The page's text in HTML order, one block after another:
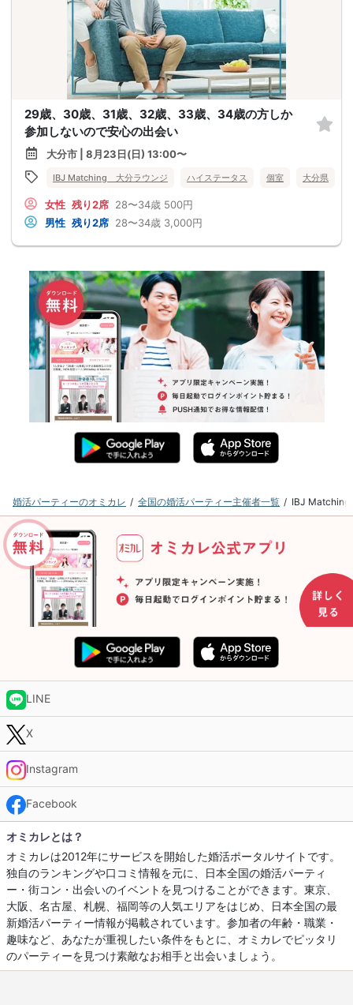
29歳、30歳、31歳、32歳、33歳、34歳の方しか
参加しないので安心の出会い
大分市 | 8月23日(日) 13:00〜
IBJ Matching 大分ラウンジ ハイステータス 個室 大分県
女性 残り2席 28〜34歳 500円
男性 残り2席 28〜34歳 3,000円
婚活パーティーのオミカレ 全国の婚活パーティー主催者一覧 IBJ Matching
LINE
X
Instagram
Facebook
オミカレとは？
オミカレは2012年にサービスを開始した婚活ポータルサイトです。
独自のランキングや口コミ情報を元に、日本全国の婚活パーティ
ー・街コン・出会いのイベントを見つけることができます。東京、
大阪、名古屋、札幌、福岡等の人気エリアをはじめ、日本全国の最
新婚活パーティー情報が掲載されています。参加者の年齢・職業・
趣味など、あなたが重視したい条件をもとに、オミカレでピッタリ
のパーティーを見つけ素敵なお相手と出会いましょう。